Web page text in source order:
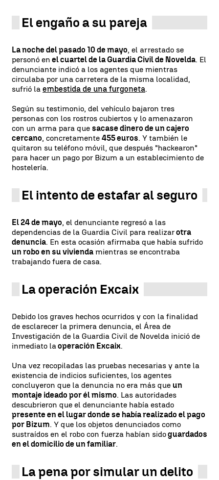
El engaño a su pareja
La noche del pasado 10 de mayo, el arrestado se
personó en el cuartel de la Guardia Civil de Novelda. El
denunciante indicó a los agentes que mientras
circulaba por una carretera de la misma localidad,
sufrió la embestida de una furgoneta.
Según su testimonio, del vehículo bajaron tres
personas con los rostros cubiertos y lo amenazaron
con un arma para que sacase dinero de un cajero
cercano, concretamente 455 euros. Y también le
quitaron su teléfono móvil, que después "hackearon"
para hacer un pago por Bizum a un establecimiento de
hostelería.
El intento de estafar al seguro
El 24 de mayo, el denunciante regresó a las
dependencias de la Guardia Civil para realizarotra
denuncia. En esta ocasión afirmaba que había sufrido
un robo en su vivienda mientras se encontraba
trabajando fuera de casa.
La operación Excaix
Debido los graves hechos ocurridos y con la finalidad
de esclarecer la primera denuncia, el Área de
Investigación de la Guardia Civil de Novelda inició de
inmediato la operación Excaix.
Una vez recopiladas las pruebas necesarias y ante la
existencia de indicios suficientes, los agentes
concluyeron que la denuncia no era más que un
montaje ideado por él mismo. Las autoridades
descubrieron que el denunciante había estado
presente en el lugar donde se había realizado el pago
por Bizum. Y que los objetos denunciados como
sustraídos en el robo con fuerza habían sidoguardados
en el domicilio de un familiar.
La pena por simular un delito